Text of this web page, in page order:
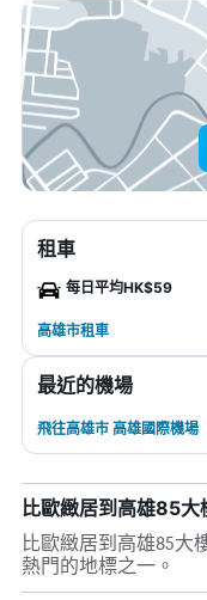
租車
每日平均HK$59
高雄市租車
最近的機場
飛往高雄市 高雄國際機場
比歐緻居到高雄85大
比歐緻居到高雄85大
熱門的地標之一。